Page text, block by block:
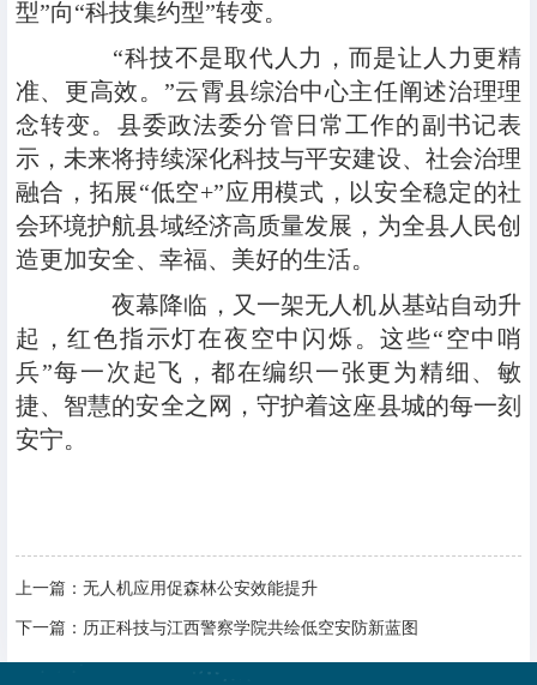
型”向“科技集约型”转变。
“科技不是取代人力，而是让人力更精
准、更高效。”云霄县综治中心主任阐述治理理
念转变。县委政法委分管日常工作的副书记表
示，未来将持续深化科技与平安建设、社会治理
融合，拓展“低空+”应用模式，以安全稳定的社
会环境护航县域经济高质量发展，为全县人民创
造更加安全、幸福、美好的生活。
夜幕降临，又一架无人机从基站自动升
起，红色指示灯在夜空中闪烁。这些“空中哨
兵”每一次起飞，都在编织一张更为精细、敏
捷、智慧的安全之网，守护着这座县城的每一刻
安宁。
上一篇： 无人机应用促森林公安效能提升
下一篇： 历正科技与江西警察学院共绘低空安防新蓝图